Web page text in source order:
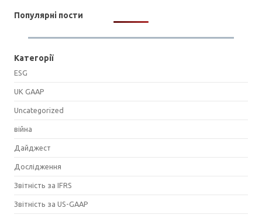
Популярні пости
Категорії
ESG
UK GAAP
Uncategorized
війна
Дайджест
Дослідження
Звітність за IFRS
Звітність за US-GAAP